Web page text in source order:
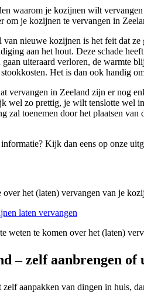
waarom je kozijnen wilt
om je kozijnen te vervangen in
van nieuwe kozijnen is het feit dat
aan het hout. Deze schade
uiteraard verloren, de warmte
Het is dan ook handig
vervangen in Zeeland zijn er nog
wel zo prettig, je wilt tenslotte wel
zal toenemen door het plaatsen
Kijk dan eens op onze
het (laten) vervangen van je
laten vervangen
weten te komen over het (laten)
– zelf aanbrengen of
aanpakken van dingen in huis,